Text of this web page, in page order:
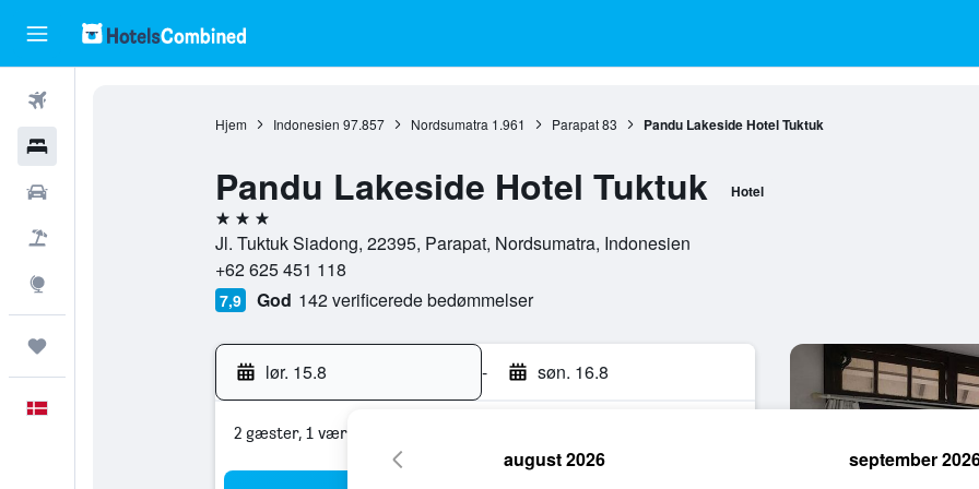
Hjem Indonesien 97.857 Nordsumatra 1.961 Parapat 83 Pandu Lakeside Hotel Tuktuk
Pandu Lakeside Hotel Tuktuk Hotel
3 stjerner
Jl. Tuktuk Siadong, 22395, Parapat, Nordsumatra, Indonesien
+62 625 451 118
7,9 God 142 verificerede bedømmelser
lør. 15.8 - søn. 16.8
2 gæster, 1 værelse
august 2026 september